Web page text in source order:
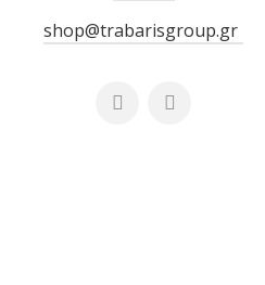
shop@trabarisgroup.gr